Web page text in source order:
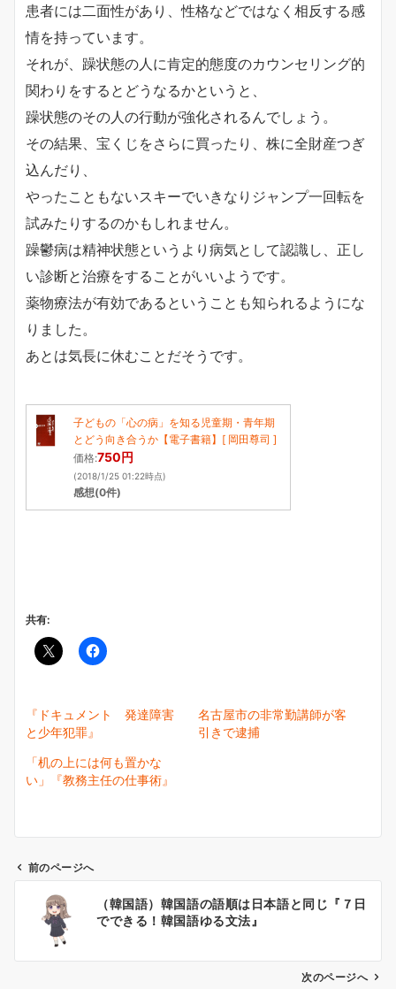
患者には二面性があり、性格などではなく相反する感
情を持っています。
それが、躁状態の人に肯定的態度のカウンセリング的
関わりをするとどうなるかというと、
躁状態のその人の行動が強化されるんでしょう。
その結果、宝くじをさらに買ったり、株に全財産つぎ
込んだり、
やったこともないスキーでいきなりジャンプ一回転を
試みたりするのかもしれません。
躁鬱病は精神状態というより病気として認識し、正し
い診断と治療をすることがいいようです。
薬物療法が有効であるということも知られるようにな
りました。
あとは気長に休むことだそうです。
子どもの「心の病」を知る児童期・青年期
とどう向き合うか【電子書籍】[ 岡田尊司 ]
価格:750円
(2018/1/25 01:22時点)
感想(0件)
共有:
『ドキュメント 発達障害
と少年犯罪』
名古屋市の非常勤講師が客
引きで逮捕
「机の上には何も置かな
い」『教務主任の仕事術』
前のページへ
（韓国語）韓国語の語順は日本語と同じ『７日
でできる！韓国語ゆる文法』
次のページへ